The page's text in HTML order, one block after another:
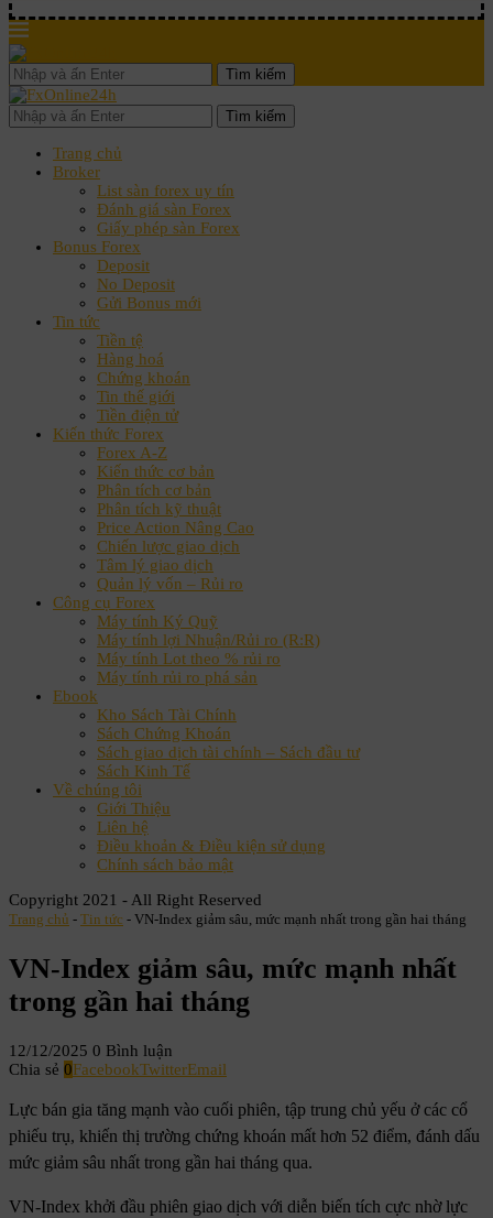
Tìm kiếm
Tìm kiếm
Trang chủ
Broker
List sàn forex uy tín
Đánh giá sàn Forex
Giấy phép sàn Forex
Bonus Forex
Deposit
No Deposit
Gửi Bonus mới
Tin tức
Tiền tệ
Hàng hoá
Chứng khoán
Tin thế giới
Tiền điện tử
Kiến thức Forex
Forex A-Z
Kiến thức cơ bản
Phân tích cơ bản
Phân tích kỹ thuật
Price Action Nâng Cao
Chiến lược giao dịch
Tâm lý giao dịch
Quản lý vốn – Rủi ro
Công cụ Forex
Máy tính Ký Quỹ
Máy tính lợi Nhuận/Rủi ro (R:R)
Máy tính Lot theo % rủi ro
Máy tính rủi ro phá sản
Ebook
Kho Sách Tài Chính
Sách Chứng Khoán
Sách giao dịch tài chính – Sách đầu tư
Sách Kinh Tế
Về chúng tôi
Giới Thiệu
Liên hệ
Điều khoản & Điều kiện sử dụng
Chính sách bảo mật
Copyright 2021 - All Right Reserved
Trang chủ - Tin tức - VN-Index giảm sâu, mức mạnh nhất trong gần hai tháng
VN-Index giảm sâu, mức mạnh nhất
trong gần hai tháng
12/12/2025 0 Bình luận
Chia sẻ 0FacebookTwitterEmail
Lực bán gia tăng mạnh vào cuối phiên, tập trung chủ yếu ở các cổ
phiếu trụ, khiến thị trường chứng khoán mất hơn 52 điểm, đánh dấu
mức giảm sâu nhất trong gần hai tháng qua.
VN-Index khởi đầu phiên giao dịch với diễn biến tích cực nhờ lực